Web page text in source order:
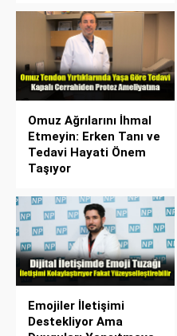
Omuz Ağrılarını İhmal
Etmeyin: Erken Tanı ve
Tedavi Hayati Önem
Taşıyor
Emojiler İletişimi
Destekliyor Ama